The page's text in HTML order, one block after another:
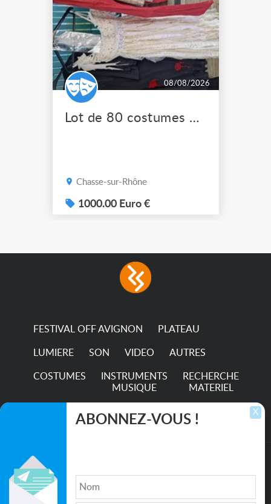
08/08/2026
Lot de 80 costumes de scène pro
Chasse-sur-Rhône
1000.00 Euro €
FESTIVAL OFF AVIGNON PLATEAU
LUMIERE SON VIDEO AUTRES
COSTUMES
INSTRUMENTS
MUSIQUE
RECHERCHE
MATERIEL
TRANSPORTS X
ABONNEZ-VOUS !